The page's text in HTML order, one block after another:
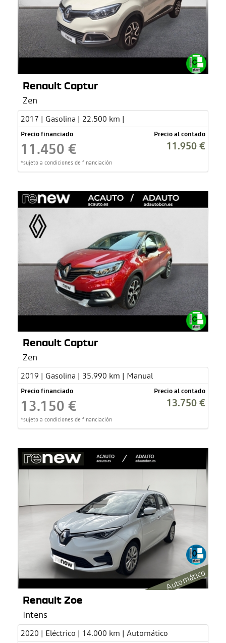
Renault Captur
Zen
2017 | Gasolina | 22.500 km |
Precio financiado
11.450 €
*sujeto a condiciones de financiación
Precio al contado
11.950 €
Renault Captur
Zen
2019 | Gasolina | 35.990 km | Manual
Precio financiado
13.150 €
*sujeto a condiciones de financiación
Precio al contado
13.750 €
Automático
Renault Zoe
Intens
2020 | Eléctrico | 14.000 km | Automático